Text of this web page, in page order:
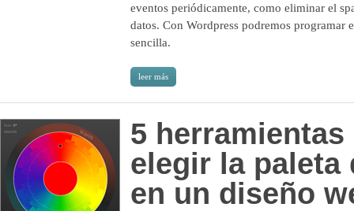
eventos periódicamente, como eliminar el
datos. Con Wordpress podremos programar
sencilla.
leer más
5 herramientas
elegir la paleta
en un diseño